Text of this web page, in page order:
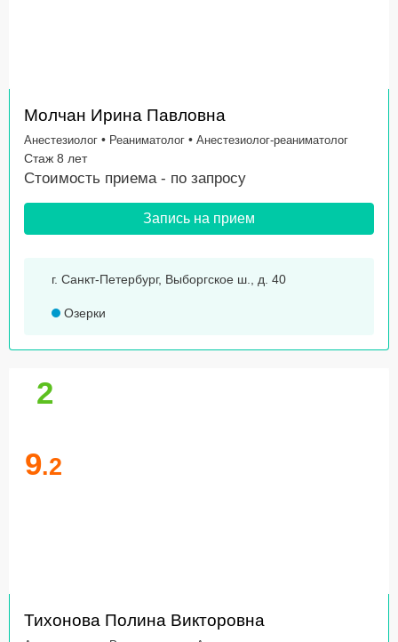
Молчан Ирина Павловна
Анестезиолог • Реаниматолог • Анестезиолог-реаниматолог
Стаж 8 лет
Стоимость приема - по запросу
Запись на прием
г. Санкт-Петербург, Выборгское ш., д. 40
Озерки
2
9.2
Тихонова Полина Викторовна